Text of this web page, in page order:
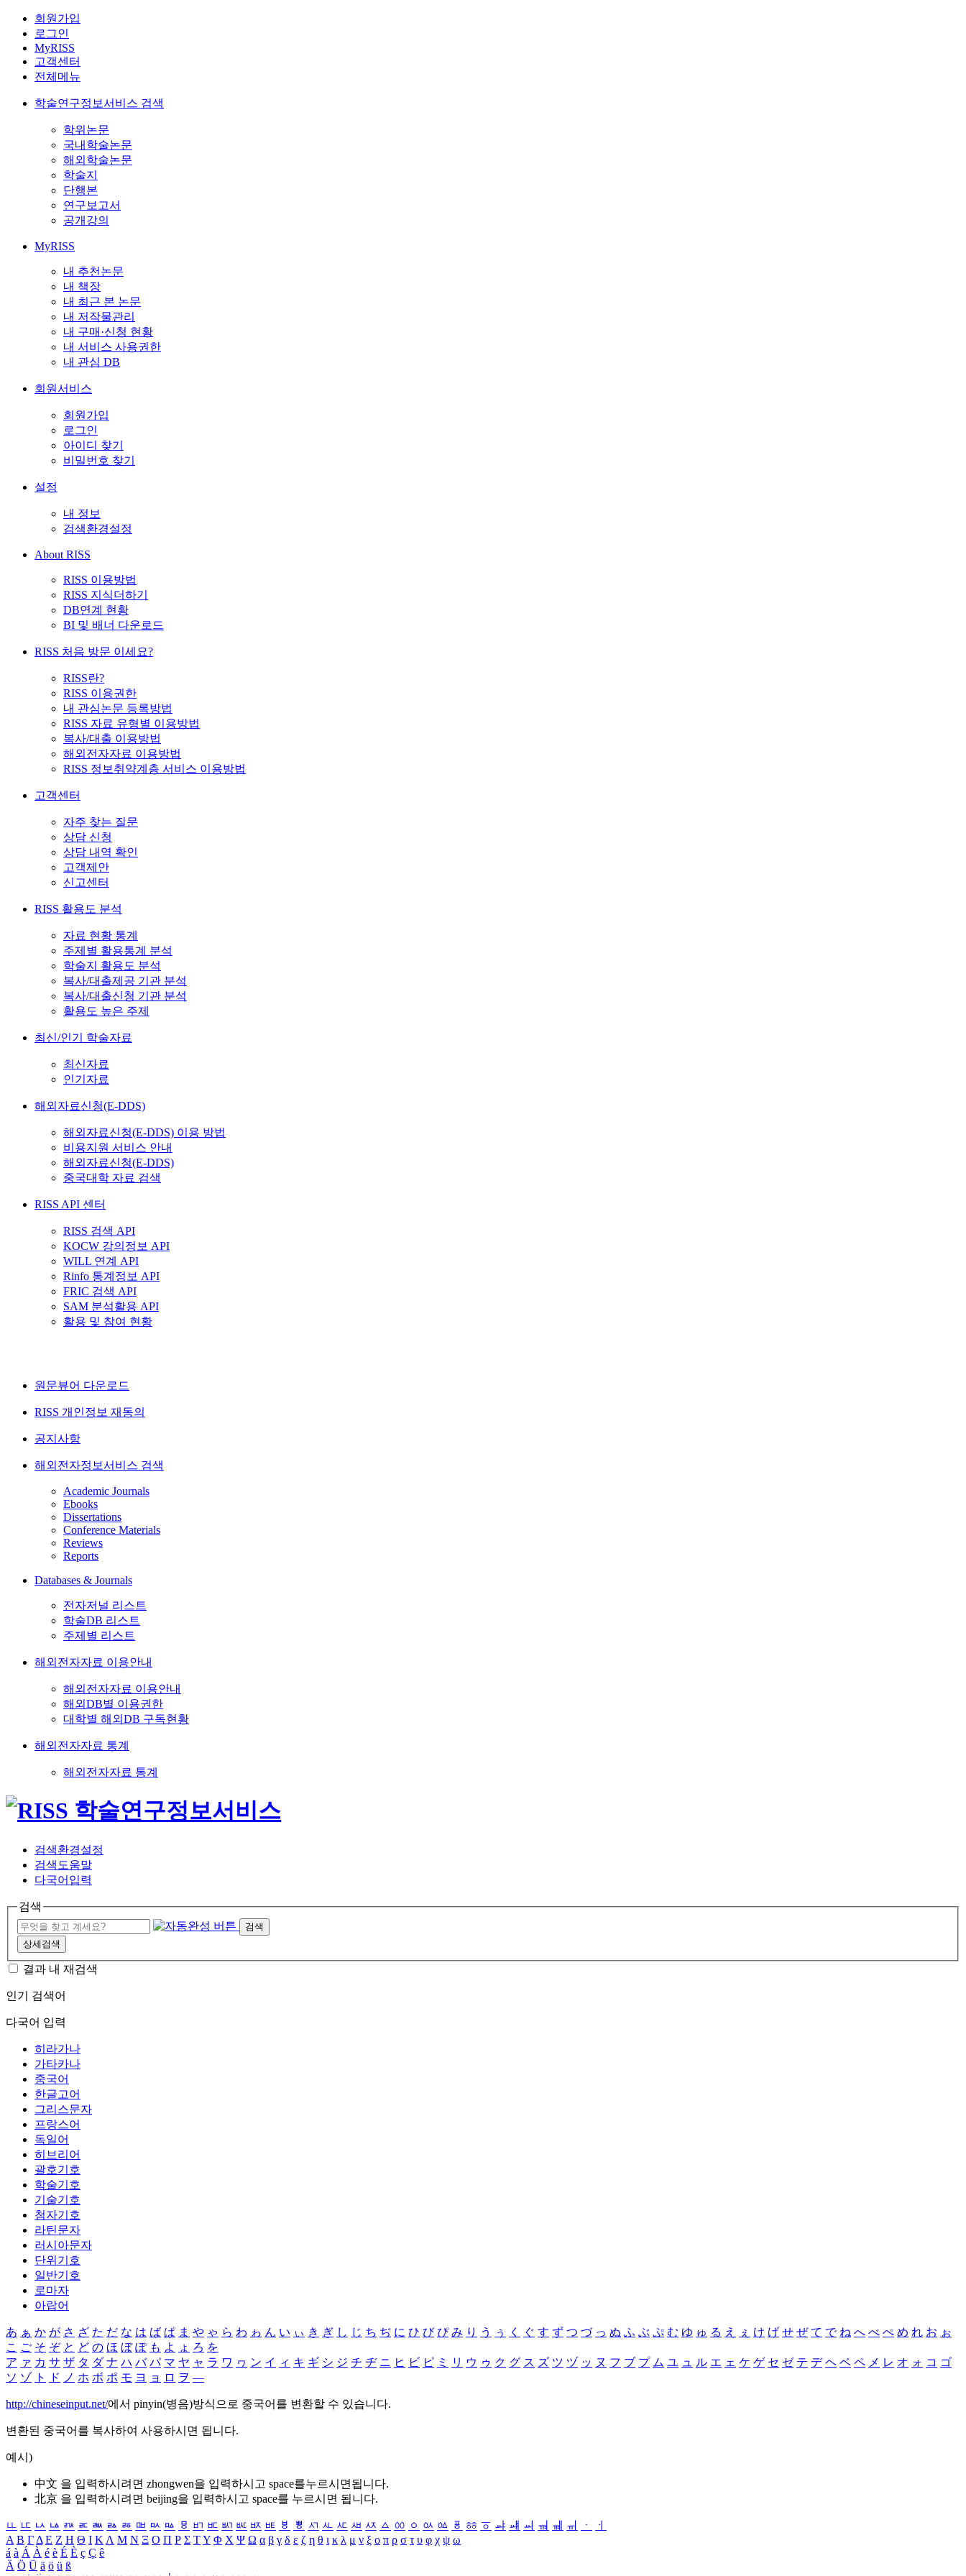
회원가입
로그인
MyRISS
고객센터
전체메뉴
학술연구정보서비스 검색
학위논문
국내학술논문
해외학술논문
학술지
단행본
연구보고서
공개강의
MyRISS
내 추천논문
내 책장
내 최근 본 논문
내 저작물관리
내 구매·신청 현황
내 서비스 사용권한
내 관심 DB
회원서비스
회원가입
로그인
아이디 찾기
비밀번호 찾기
설정
내 정보
검색환경설정
About RISS
RISS 이용방법
RISS 지식더하기
DB연계 현황
BI 및 배너 다운로드
RISS 처음 방문 이세요?
RISS란?
RISS 이용권한
내 관심논문 등록방법
RISS 자료 유형별 이용방법
복사/대출 이용방법
해외전자자료 이용방법
RISS 정보취약계층 서비스 이용방법
고객센터
자주 찾는 질문
상담 신청
상담 내역 확인
고객제안
신고센터
RISS 활용도 분석
자료 현황 통계
주제별 활용통계 분석
학술지 활용도 분석
복사/대출제공 기관 분석
복사/대출신청 기관 분석
활용도 높은 주제
최신/인기 학술자료
최신자료
인기자료
해외자료신청(E-DDS)
해외자료신청(E-DDS) 이용 방법
비용지원 서비스 안내
해외자료신청(E-DDS)
중국대학 자료 검색
RISS API 센터
RISS 검색 API
KOCW 강의정보 API
WILL 연계 API
Rinfo 통계정보 API
FRIC 검색 API
SAM 분석활용 API
활용 및 참여 현황
원문뷰어 다운로드
RISS 개인정보 재동의
공지사항
해외전자정보서비스 검색
Academic Journals
Ebooks
Dissertations
Conference Materials
Reviews
Reports
Databases & Journals
전자저널 리스트
학술DB 리스트
주제별 리스트
해외전자자료 이용안내
해외전자자료 이용안내
해외DB별 이용권한
대학별 해외DB 구독현황
해외전자자료 통계
해외전자자료 통계
검색환경설정
검색도움말
다국어입력
검색
검색
상세검색
결과 내 재검색
인기 검색어
다국어 입력
히라가나
가타카나
중국어
한글고어
그리스문자
프랑스어
독일어
히브리어
괄호기호
학술기호
기술기호
첨자기호
라틴문자
러시아문자
단위기호
일반기호
로마자
아랍어
あ ぁ か が さ ざ た だ な は ば ぱ ま や ゃ ら わ ゎ ん い ぃ き ぎ し じ ち ぢ に ひ び ぴ み り う ぅ く ぐ す ず つ づ っ ぬ ふ ぶ ぷ む ゆ ゅ る え ぇ け げ せ ぜ て で ね へ べ ぺ め れ お ぉ
こ ご そ ぞ と ど の ほ ぼ ぽ も よ ょ ろ を
ア ァ カ サ ザ タ ダ ナ ハ バ パ マ ヤ ャ ラ ワ ヮ ン イ ィ キ ギ シ ジ チ ヂ ニ ヒ ビ ピ ミ リ ウ ゥ ク グ ス ズ ツ ヅ ッ ヌ フ ブ プ ム ユ ュ ル エ ェ ケ ゲ セ ゼ テ デ ヘ ベ ペ メ レ オ ォ コ ゴ
ソ ゾ ト ド ノ ホ ボ ポ モ ヨ ョ ロ ヲ ―
http://chineseinput.net/에서 pinyin(병음)방식으로 중국어를 변환할 수 있습니다.
변환된 중국어를 복사하여 사용하시면 됩니다.
예시)
中文 을 입력하시려면 zhongwen을 입력하시고 space를누르시면됩니다.
北京 을 입력하시려면 beijing을 입력하시고 space를 누르시면 됩니다.
ㅥ ㅦ ㅧ ㅨ ㅩ ㅪ ㅫ ㅬ ㅭ ㅮ ㅯ ㅰ ㅱ ㅲ ㅳ ㅴ ㅵ ㅶ ㅷ ㅸ ㅹ ㅺ ㅻ ㅼ ㅽ ㅾ ㅿ ㆀ ㆁ ㆂ ㆃ ㆄ ㆅ ㆆ ㆇ ㆈ ㆉ ㆊ ㆋ ㆌ ㆍ
ㆎ
Α Β ΓΔ Ε Ζ Η Θ Ι ΚΛ Μ Ν Ξ Ο Π Ρ Σ ΤΥ Φ Χ Ψ Ω α β γ δ ε ζ η θ ι κ λ μ ν ξ ο π ρ σ τ υ φ χ ψ ω
á à Á À é è É È ç Ç ê
Ä Ö Ü ä ö ü ß